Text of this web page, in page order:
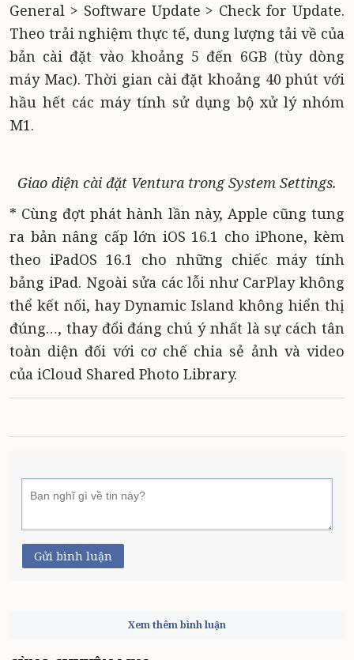
General > Software Update > Check for Update.
Theo trải nghiệm thực tế, dung lượng tải về của
bản cài đặt vào khoảng 5 đến 6GB (tùy dòng
máy Mac). Thời gian cài đặt khoảng 40 phút với
hầu hết các máy tính sử dụng bộ xử lý nhóm
M1.
Giao diện cài đặt Ventura trong System Settings.
* Cùng đợt phát hành lần này, Apple cũng tung
ra bản nâng cấp lớn iOS 16.1 cho iPhone, kèm
theo iPadOS 16.1 cho những chiếc máy tính
bảng iPad. Ngoài sửa các lỗi như CarPlay không
thể kết nối, hay Dynamic Island không hiển thị
đúng…, thay đổi đáng chú ý nhất là sự cách tân
toàn diện đối với cơ chế chia sẻ ảnh và video
của iCloud Shared Photo Library.
Gửi bình luận
Xem thêm bình luận